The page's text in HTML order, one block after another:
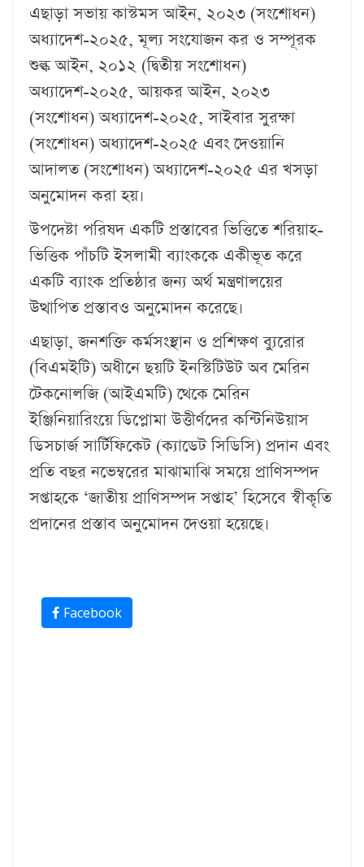
এছাড়া সভায় কাস্টমস আইন, ২০২৩ (সংশোধন)
অধ্যাদেশ-২০২৫, মূল্য সংযোজন কর ও সম্পূরক
শুল্ক আইন, ২০১২ (দ্বিতীয় সংশোধন)
অধ্যাদেশ-২০২৫, আয়কর আইন, ২০২৩
(সংশোধন) অধ্যাদেশ-২০২৫, সাইবার সুরক্ষা
(সংশোধন) অধ্যাদেশ-২০২৫ এবং দেওয়ানি
আদালত (সংশোধন) অধ্যাদেশ-২০২৫ এর খসড়া
অনুমোদন করা হয়।
উপদেষ্টা পরিষদ একটি প্রস্তাবের ভিত্তিতে শরিয়াহ-
ভিত্তিক পাঁচটি ইসলামী ব্যাংককে একীভূত করে
একটি ব্যাংক প্রতিষ্ঠার জন্য অর্থ মন্ত্রণালয়ের
উত্থাপিত প্রস্তাবও অনুমোদন করেছে।
এছাড়া, জনশক্তি কর্মসংস্থান ও প্রশিক্ষণ ব্যুরোর
(বিএমইটি) অধীনে ছয়টি ইনস্টিটিউট অব মেরিন
টেকনোলজি (আইএমটি) থেকে মেরিন
ইঞ্জিনিয়ারিংয়ে ডিপ্লোমা উত্তীর্ণদের কন্টিনিউয়াস
ডিসচার্জ সার্টিফিকেট (ক্যাডেট সিডিসি) প্রদান এবং
প্রতি বছর নভেম্বরের মাঝামাঝি সময়ে প্রাণিসম্পদ
সপ্তাহকে ‘জাতীয় প্রাণিসম্পদ সপ্তাহ’ হিসেবে স্বীকৃতি
প্রদানের প্রস্তাব অনুমোদন দেওয়া হয়েছে।
Facebook